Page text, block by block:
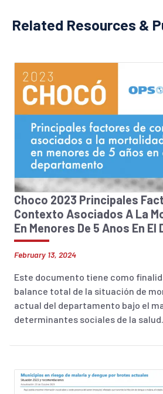
Related Resources &
Choco 2023 Principales
Contexto Asociados A La
En Menores De 5 Anos En
February 13, 2024
Este documento tiene como
balance total de la situación de
actual del departamento bajo el
determinantes sociales de la salud.